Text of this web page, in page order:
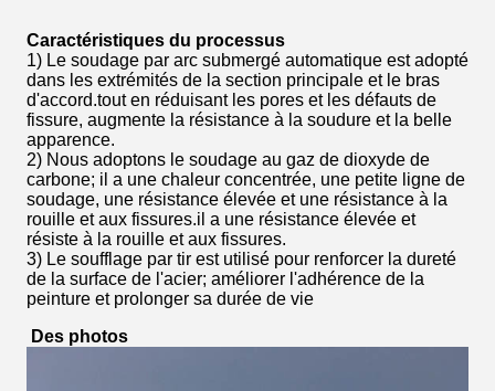
Caractéristiques du processus
1) Le soudage par arc submergé automatique est adopté
dans les extrémités de la section principale et le bras
d'accord.tout en réduisant les pores et les défauts de
fissure, augmente la résistance à la soudure et la belle
apparence.
2) Nous adoptons le soudage au gaz de dioxyde de
carbone; il a une chaleur concentrée, une petite ligne de
soudage, une résistance élevée et une résistance à la
rouille et aux fissures.il a une résistance élevée et
résiste à la rouille et aux fissures.
3) Le soufflage par tir est utilisé pour renforcer la dureté
de la surface de l'acier; améliorer l'adhérence de la
peinture et prolonger sa durée de vie
Des photos